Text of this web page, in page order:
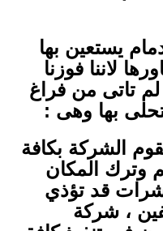
يستعين بها
لاننا فوزنا
لم تاتى من فراغ
بها وهى :
الشركة بكافة
وترك المكان
قد تؤذي
، شركة